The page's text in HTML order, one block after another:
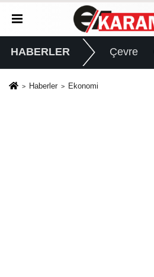
HABERLER Çevre
Haberler Ekonomi